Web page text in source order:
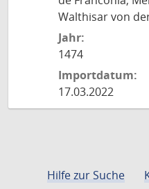
Walthisar von
Jahr:
1474
Importdatum:
17.03.2022
Hilfe zur Suche